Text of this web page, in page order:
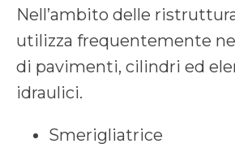
Nell’ambito delle
utilizza frequentemente
di pavimenti, cilindri ed
idraulici.
Smerigliatrice